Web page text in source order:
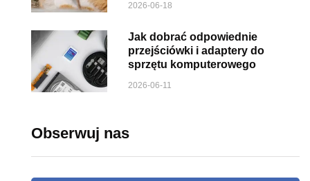
2026-06-18
Jak dobrać odpowiednie
przejściówki i adaptery do
sprzętu komputerowego
2026-06-11
Obserwuj nas